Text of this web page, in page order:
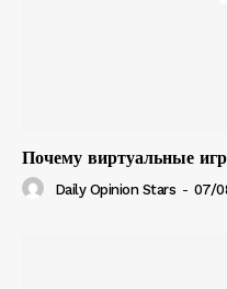
Почему виртуальные
Daily Opinion Stars - 07/